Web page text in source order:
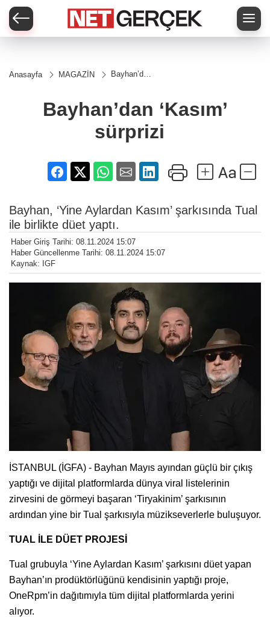
Anasayfa MAGAZİN
Bayhan’dan
Bayhan’dan ‘Kasım’
sürprizi
Bayhan, ‘Yine Aylardan Kasım’ şarkısında Tual
ile birlikte düet yaptı.
Haber Giriş Tarihi: 08.11.2024 15:07
Haber Güncellenme Tarihi: 08.11.2024 15:07
Kaynak: IGF
İSTANBUL (İGFA) - Bayhan Mayıs ayından güçlü bir çıkış
yaptığı ve dijital platformlarda dünya viral listelerinin
zirvesini de görmeyi başaran ‘Tiryakinim’ şarkısının
ardından yine bir Tual şarkısıyla müzikseverlerle buluşuyor.
TUAL İLE DÜET PROJESİ
Tual grubuyla ‘Yine Aylardan Kasım’ şarkısını düet yapan
Bayhan’ın prodüktörlüğünü kendisinin yaptığı proje,
OneRpm’in dağıtımıyla tüm dijital platformlarda yerini
alıyor.